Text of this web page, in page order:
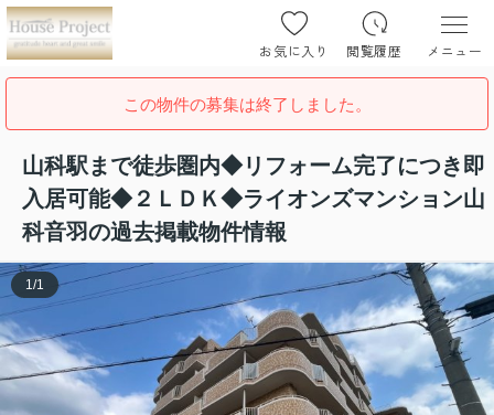
お気に入り 閲覧履歴 メニュー
この物件の募集は終了しました。
山科駅まで徒歩圏内◆リフォーム完了につき即
入居可能◆２ＬＤＫ◆ライオンズマンション山
科音羽の過去掲載物件情報
1 /1